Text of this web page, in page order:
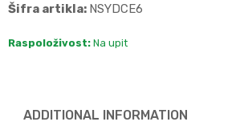
Šifra artikla: NSYDCE6
Raspoloživost: Na upit
ADDITIONAL INFORMATION